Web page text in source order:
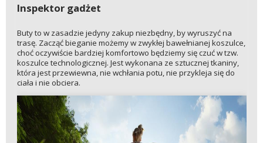
Inspektor gadżet
Buty to w zasadzie jedyny zakup niezbędny, by wyruszyć na
trasę. Zacząć bieganie możemy w zwykłej bawełnianej koszulce,
choć oczywiście bardziej komfortowo będziemy się czuć w tzw.
koszulce technologicznej. Jest wykonana ze sztucznej tkaniny,
która jest przewiewna, nie wchłania potu, nie przykleja się do
ciała i nie obciera.